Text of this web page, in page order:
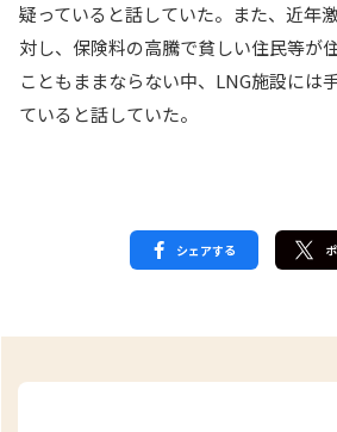
疑っていると話していた。また、近年
対し、保険料の高騰で貧しい住民等が
こともままならない中、LNG施設には
ていると話していた。
シェアする